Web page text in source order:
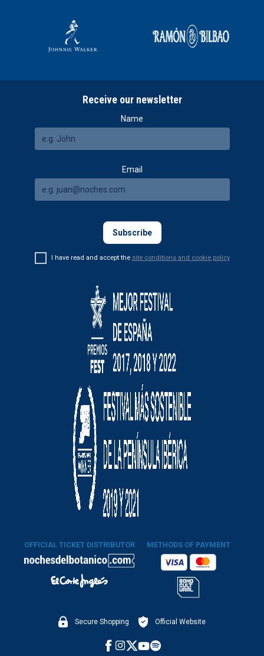
Receive our newsletter
Name
Email
I have read and accept the site conditions and cookie policy
OFFICIAL TICKET DISTRIBUTOR METHODS OF PAYMENT
Secure Shopping Official Website